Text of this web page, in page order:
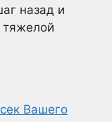
назад и
тяжелой
Вашего